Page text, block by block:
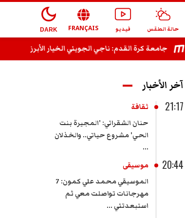
حالة الطقس فيديو FRANÇAIS
DARK
جامعة كرة القدم: ناجي الجويني الخيار الأبرز لتعويض
آخر الأخبار
21:17
ثقافة
حنان الشقراني: 'المجيرة بنت
الحي' مشروع حياتي.. والخذلان
...
20:44
موسيقى
الموسيقي محمد علي كمون: 7
مهرجانات تواصلت معي ثم
استبعدتني ...